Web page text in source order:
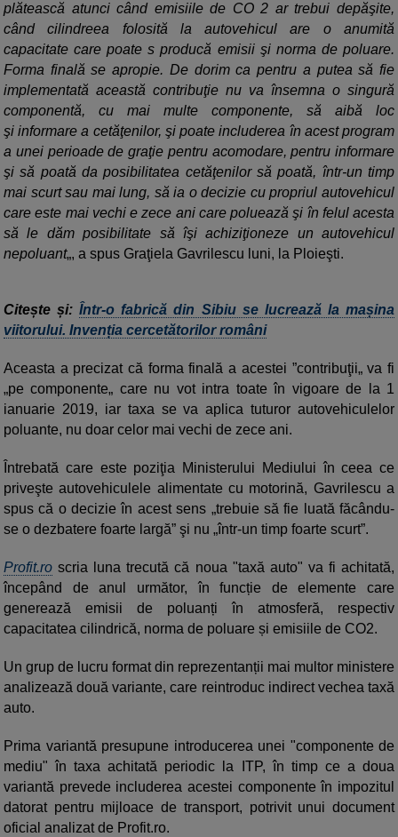
plătească atunci când emisiile de CO 2 ar trebui depăşite,
când cilindreea folosită la autovehicul are o anumită
capacitate care poate s producă emisii şi norma de poluare.
Forma finală se apropie. De dorim ca pentru a putea să fie
implementată această contribuţie nu va însemna o singură
componentă, cu mai multe componente, să aibă loc
şi informare a cetăţenilor, şi poate includerea în acest program
a unei perioade de graţie pentru acomodare, pentru informare
şi să poată da posibilitatea cetăţenilor să poată, într-un timp
mai scurt sau mai lung, să ia o decizie cu propriul autovehicul
care este mai vechi e zece ani care poluează şi în felul acesta
să le dăm posibilitate să îşi achiziţioneze un autovehicul
nepoluant„, a spus Graţiela Gavrilescu luni, la Ploieşti.
Citește și:Într-o fabrică din Sibiu se lucrează la mașina
viitorului. Invenția cercetătorilor români
Aceasta a precizat că forma finală a acestei ”contribuţii„ va fi
„pe componente„ care nu vot intra toate în vigoare de la 1
ianuarie 2019, iar taxa se va aplica tuturor autovehiculelor
poluante, nu doar celor mai vechi de zece ani.
Întrebată care este poziţia Ministerului Mediului în ceea ce
priveşte autovehiculele alimentate cu motorină, Gavrilescu a
spus că o decizie în acest sens „trebuie să fie luată făcându-
se o dezbatere foarte largă” şi nu „într-un timp foarte scurt”.
Profit.ro scria luna trecută că noua "taxă auto" va fi achitată,
începând de anul următor, în funcție de elemente care
generează emisii de poluanți în atmosferă, respectiv
capacitatea cilindrică, norma de poluare și emisiile de CO2.
Un grup de lucru format din reprezentanții mai multor ministere
analizează două variante, care reintroduc indirect vechea taxă
auto.
Prima variantă presupune introducerea unei "componente de
mediu" în taxa achitată periodic la ITP, în timp ce a doua
variantă prevede includerea acestei componente în impozitul
datorat pentru mijloace de transport, potrivit unui document
oficial analizat de Profit.ro.